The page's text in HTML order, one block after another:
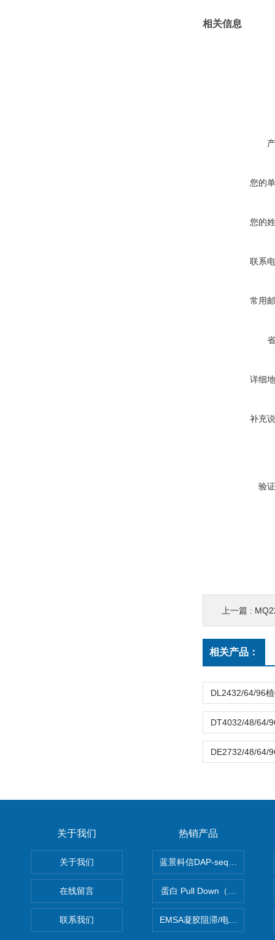
相关信息
您的
您的
联系
常用
详细
补充
验
上一篇 :
相关产品：
关于我们
关于我们
在线留言
联系我们
热销产品
蓝景科信DAP-seq技术服务实
蛋白 Pull Down（蛋白和蛋白
EMSA凝胶阻滞/电泳迁移率实